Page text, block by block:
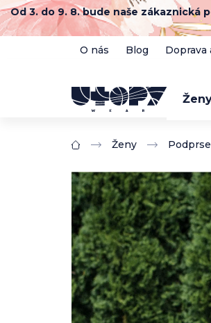
Přejít
na
obsah
Od 3. do 9. 8. bude naše zákaznická
O nás Blog Doprava
Domů Ženy